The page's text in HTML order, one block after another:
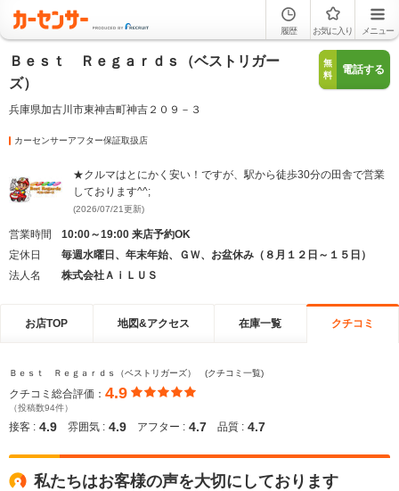
履歴 お気に入り メニュー
Ｂｅｓｔ Ｒｅｇａｒｄｓ（ベストリガー
ズ）
兵庫県加古川市東神吉町神吉２０９－３
無
料
電話する
カーセンサーアフター保証取扱店
★クルマはとにかく安い！ですが、駅から徒歩30分の田舎で営業
しております^^;
(2026/07/21更新)
営業時間
10:00～19:00 来店予約OK
定休日
毎週水曜日、年末年始、ＧＷ、お盆休み（８月１２日～１５日）
法人名
株式会社ＡｉＬＵＳ
お店TOP 地図&アクセス 在庫一覧 クチコミ
Ｂｅｓｔ Ｒｅｇａｒｄｓ（ベストリガーズ） (クチコミ一覧)
クチコミ総合評価： 4.9
（投稿数94件）
接客 : 4.9 雰囲気 : 4.9 アフター : 4.7 品質 : 4.7
私たちはお客様の声を大切にしております